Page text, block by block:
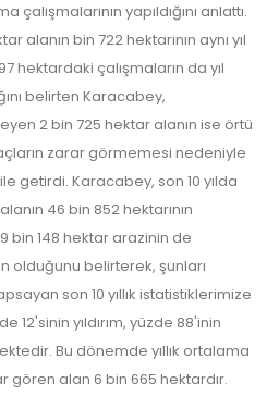
yapıldığını anlattı.
alanın bin 722 hektarının aynı yıl
hektardaki çalışmaların da yıl
belirten Karacabey,
2 bin 725 hektar alanın ise örtü
zarar görmemesi nedeniyle
getirdi. Karacabey, son 10 yılda
46 bin 852 hektarının
bin 148 hektar arazinin de
belirterek, şunları
son 10 yıllık istatistiklerimize
12'sinin yıldırım, yüzde 88'inin
Bu dönemde yıllık ortalama
gören alan 6 bin 665 hektardır.